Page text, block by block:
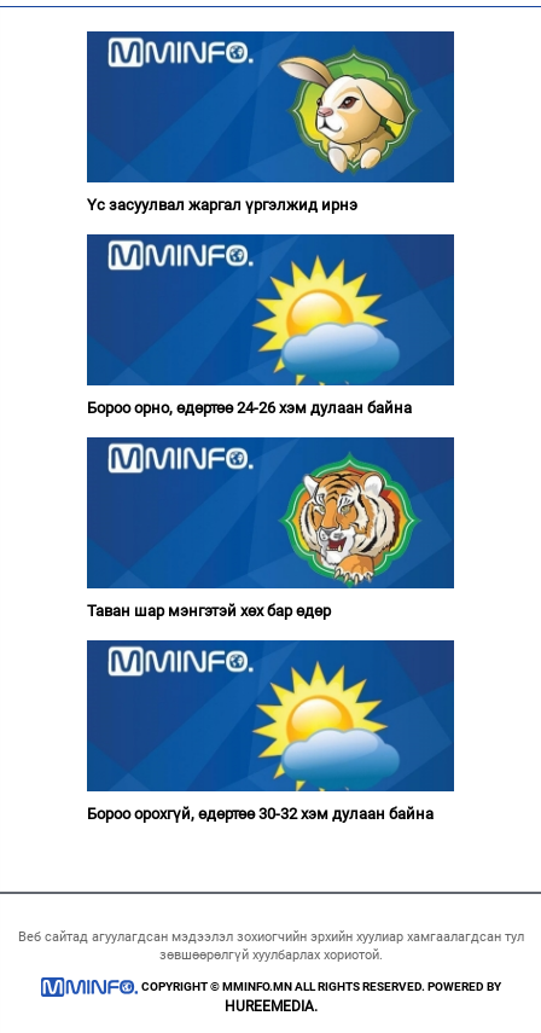
Үс засуулвал жаргал үргэлжид ирнэ
Бороо орно, өдөртөө 24-26 хэм дулаан байна
Таван шар мэнгэтэй хөх бар өдөр
Бороо орохгүй, өдөртөө 30-32 хэм дулаан байна
Веб сайтад агуулагдсан мэдээлэл зохиогчийн эрхийн хуулиар хамгаалагдсан тул
зөвшөөрөлгүй хуулбарлах хориотой.
COPYRIGHT © MMINFO.MN ALL RIGHTS RESERVED. POWERED BY
HUREEMEDIA.